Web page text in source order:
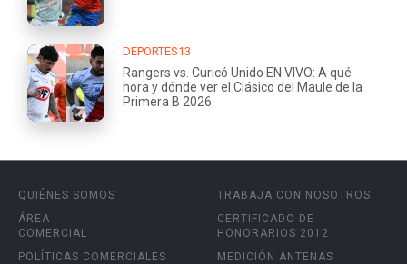
DEPORTES13
Rangers vs. Curicó Unido EN VIVO: A qué
hora y dónde ver el Clásico del Maule de la
Primera B 2026
QUIÉNES SOMOS
ÁREA
COMERCIAL
POLÍTICAS COMERCIALES
TRABAJA CON NOSOTROS
CERTIFICADO DE
HONORARIOS 2012
MEDICIÓN ANTENAS